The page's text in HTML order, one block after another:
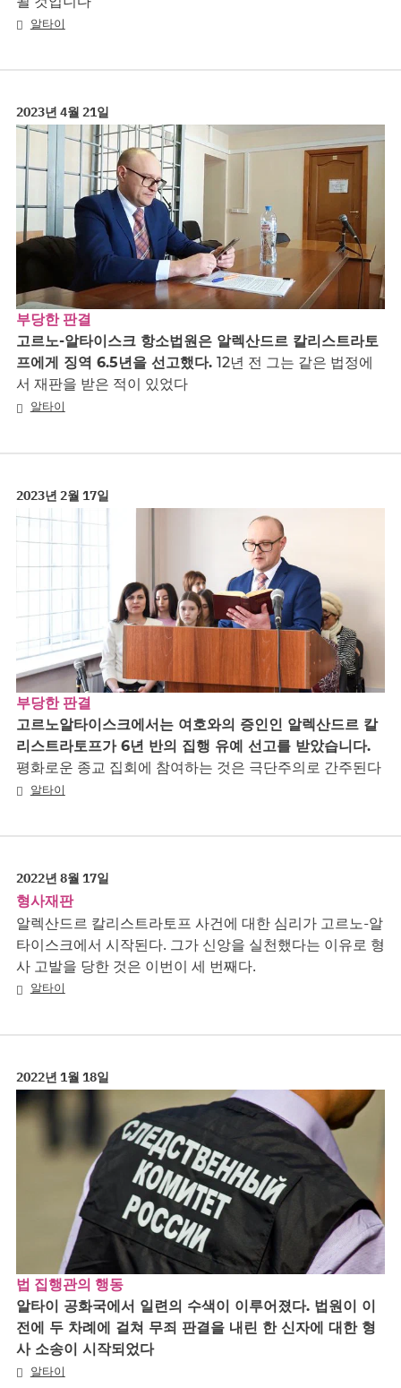
알타이
2023년 4월 21일
부당한 판결
고르노-알타이스크 항소법원은 알렉산드르 칼리스트라토
프에게 징역 6.5년을 선고했다. 12년 전 그는 같은 법정에
서 재판을 받은 적이 있었다
알타이
2023년 2월 17일
부당한 판결
고르노알타이스크에서는 여호와의 증인인 알렉산드르 칼
리스트라토프가 6년 반의 집행 유예 선고를 받았습니다.
평화로운 종교 집회에 참여하는 것은 극단주의로 간주된다
알타이
2022년 8월 17일
형사재판
알렉산드르 칼리스트라토프 사건에 대한 심리가 고르노-알
타이스크에서 시작된다. 그가 신앙을 실천했다는 이유로 형
사 고발을 당한 것은 이번이 세 번째다.
알타이
2022년 1월 18일
법 집행관의 행동
알타이 공화국에서 일련의 수색이 이루어졌다. 법원이 이
전에 두 차례에 걸쳐 무죄 판결을 내린 한 신자에 대한 형
사 소송이 시작되었다
알타이